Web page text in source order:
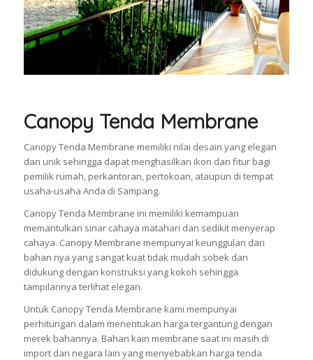
Canopy Tenda Membrane
Canopy Tenda Membrane memiliki nilai desain yang elegan
dan unik sehingga dapat menghasilkan ikon dan fitur bagi
pemilik rumah, perkantoran, pertokoan, ataupun di tempat
usaha-usaha Anda di Sampang.
Canopy Tenda Membrane ini memiliki kemampuan
memantulkan sinar cahaya matahari dan sedikit menyerap
cahaya. Canopy Membrane mempunyai keunggulan dari
bahan nya yang sangat kuat tidak mudah sobek dan
didukung dengan konstruksi yang kokoh sehingga
tampilannya terlihat elegan.
Untuk Canopy Tenda Membrane kami mempunyai
perhitungan dalam menentukan harga tergantung dengan
merek bahannya. Bahan kain membrane saat ini masih di
import dari negara lain yang menyebabkan harga tenda